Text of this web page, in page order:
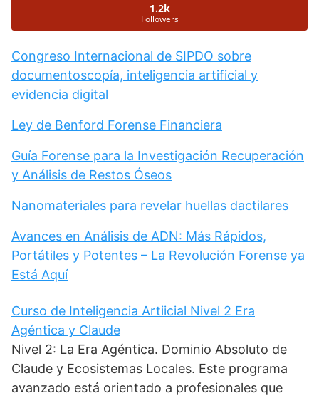
1.2k
Followers
Congreso Internacional de SIPDO sobre
documentoscopía, inteligencia artificial y
evidencia digital
Ley de Benford Forense Financiera
Guía Forense para la Investigación Recuperación
y Análisis de Restos Óseos
Nanomateriales para revelar huellas dactilares
Avances en Análisis de ADN: Más Rápidos,
Portátiles y Potentes – La Revolución Forense ya
Está Aquí
Curso de Inteligencia Artiicial Nivel 2 Era
Agéntica y Claude
Nivel 2: La Era Agéntica. Dominio Absoluto de
Claude y Ecosistemas Locales. Este programa
avanzado está orientado a profesionales que